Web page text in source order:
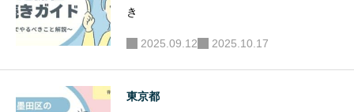
き
2025.09.12 2025.10.17
東京都